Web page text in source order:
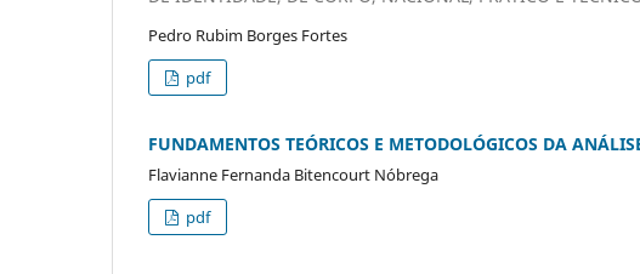
Pedro Rubim Borges Fortes
pdf
FUNDAMENTOS TEÓRICOS E METODOLÓGICOS DA
Flavianne Fernanda Bitencourt Nóbrega
pdf